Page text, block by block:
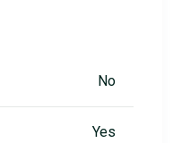
No
Yes